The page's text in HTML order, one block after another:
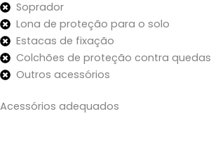
Soprador
Lona de proteção para o solo
Estacas de fixação
Colchões de proteção contra quedas
Outros acessórios
Acessórios adequados